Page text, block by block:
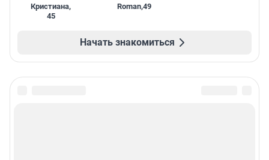
Кристиана,
45
Roman,49
Начать знакомиться